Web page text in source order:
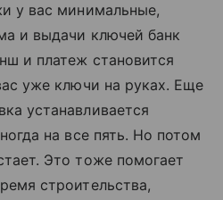
у вас минимальные,
и выдачи ключей банк
и платеж становится
уже ключи на руках. Еще
устанавливается
на все пять. Но потом
Это тоже помогает
строительства,